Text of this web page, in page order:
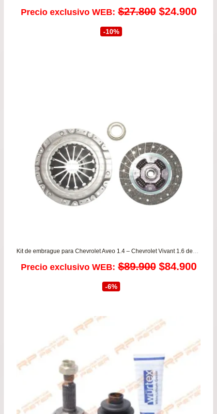
Precio exclusivo WEB: $27.800 El
$24.900El
-10%
Kit de embrague para Chevrolet Aveo 1.4 – Chevrolet Vivant 1.6 desde 2004 a 2016 VALEO
Precio exclusivo WEB: $89.900 El
era:
$89.900.
$84.900El
-6%